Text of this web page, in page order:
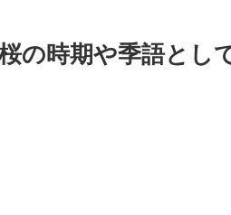
の時期や季語とし